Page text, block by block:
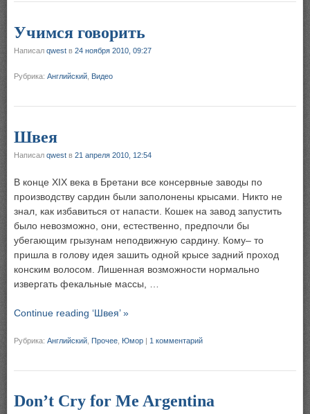
Учимся говорить
Написал qwest в 24 ноября 2010, 09:27
Рубрика: Английский Видео
Швея
Написал qwest в 21 апреля 2010, 12:54
В конце XIX века в Бретани все консервные заводы по
производству сардин были заполонены крысами. Никто не
знал, как избавиться от напасти. Кошек на завод запустить
было невозможно, они, естественно, предпочли бы
убегающим грызунам неподвижную сардину. Кому– то
пришла в голову идея зашить одной крысе задний проход
конским волосом. Лишенная возможности нормально
извергать фекальные массы, …
Continue reading ‘Швея’ »
Рубрика: Английский Прочее Юмор | 1 комментарий
Don’t Cry for Me Argentina